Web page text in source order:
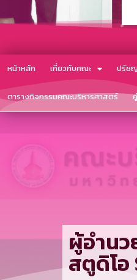
หน้าหลัก เกี่ยวกับคณะ ปรัช
ตารางกิจกรรมคณะบริหารศาสตร์
ผู้อำน
สตูดิโ